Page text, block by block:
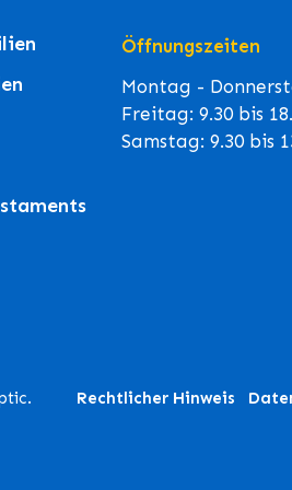
Öffnungszeiten
Montag -
Freitag: 9.30 bis
Samstag: 9.30 bis
Rechtlicher Hinweis